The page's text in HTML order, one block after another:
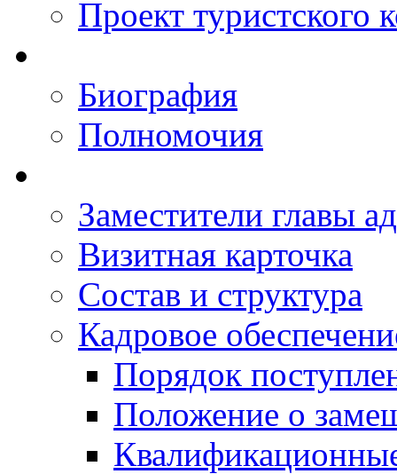
Проект туристского
Биография
Полномочия
Заместители главы
Визитная карточка
Состав и структура
Кадровое
Порядок
Положение о